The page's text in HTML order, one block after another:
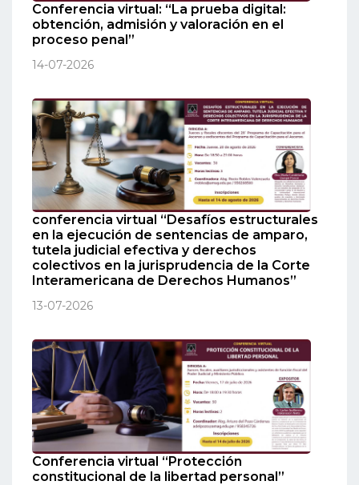
Conferencia virtual: “La prueba digital:
obtención, admisión y valoración en el
proceso penal”
14-07-2026
conferencia virtual “Desafíos estructurales
en la ejecución de sentencias de amparo,
tutela judicial efectiva y derechos
colectivos en la jurisprudencia de la Corte
Interamericana de Derechos Humanos”
13-07-2026
Conferencia virtual “Protección
constitucional de la libertad personal”